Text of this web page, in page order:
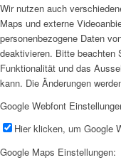
Wir nutzen auch
Maps und externe
personenbezogene Daten
deaktivieren. Bitte beachten
Funktionalität und das
kann. Die Änderungen
Google Webfont
Hier klicken, um Google
Google Maps Einstellungen: